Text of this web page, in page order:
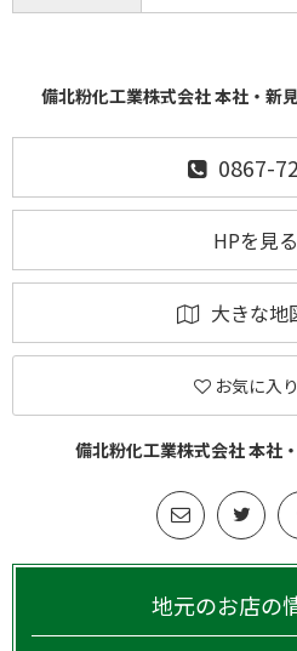
備北粉化工業株式会社 本社・新
0867-
HPを見る
大きな地
お気に入
備北粉化工業株式会社 本社
地元のお店の